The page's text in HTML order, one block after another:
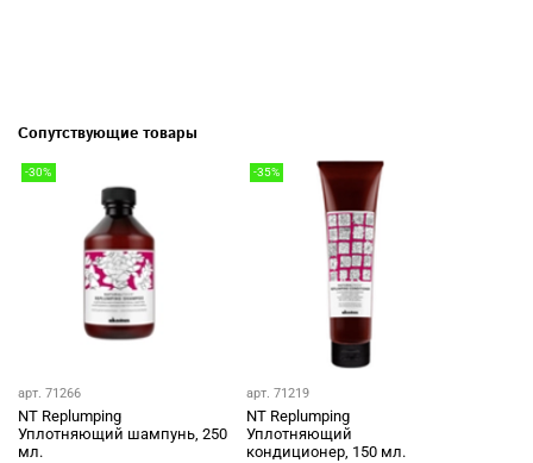
Сопутствующие товары
-30%
арт. 71266
NT Replumping
Уплотняющий шампунь, 250
мл.
-35%
арт. 71219
NT Replumping
Уплотняющий
кондиционер, 150 мл.